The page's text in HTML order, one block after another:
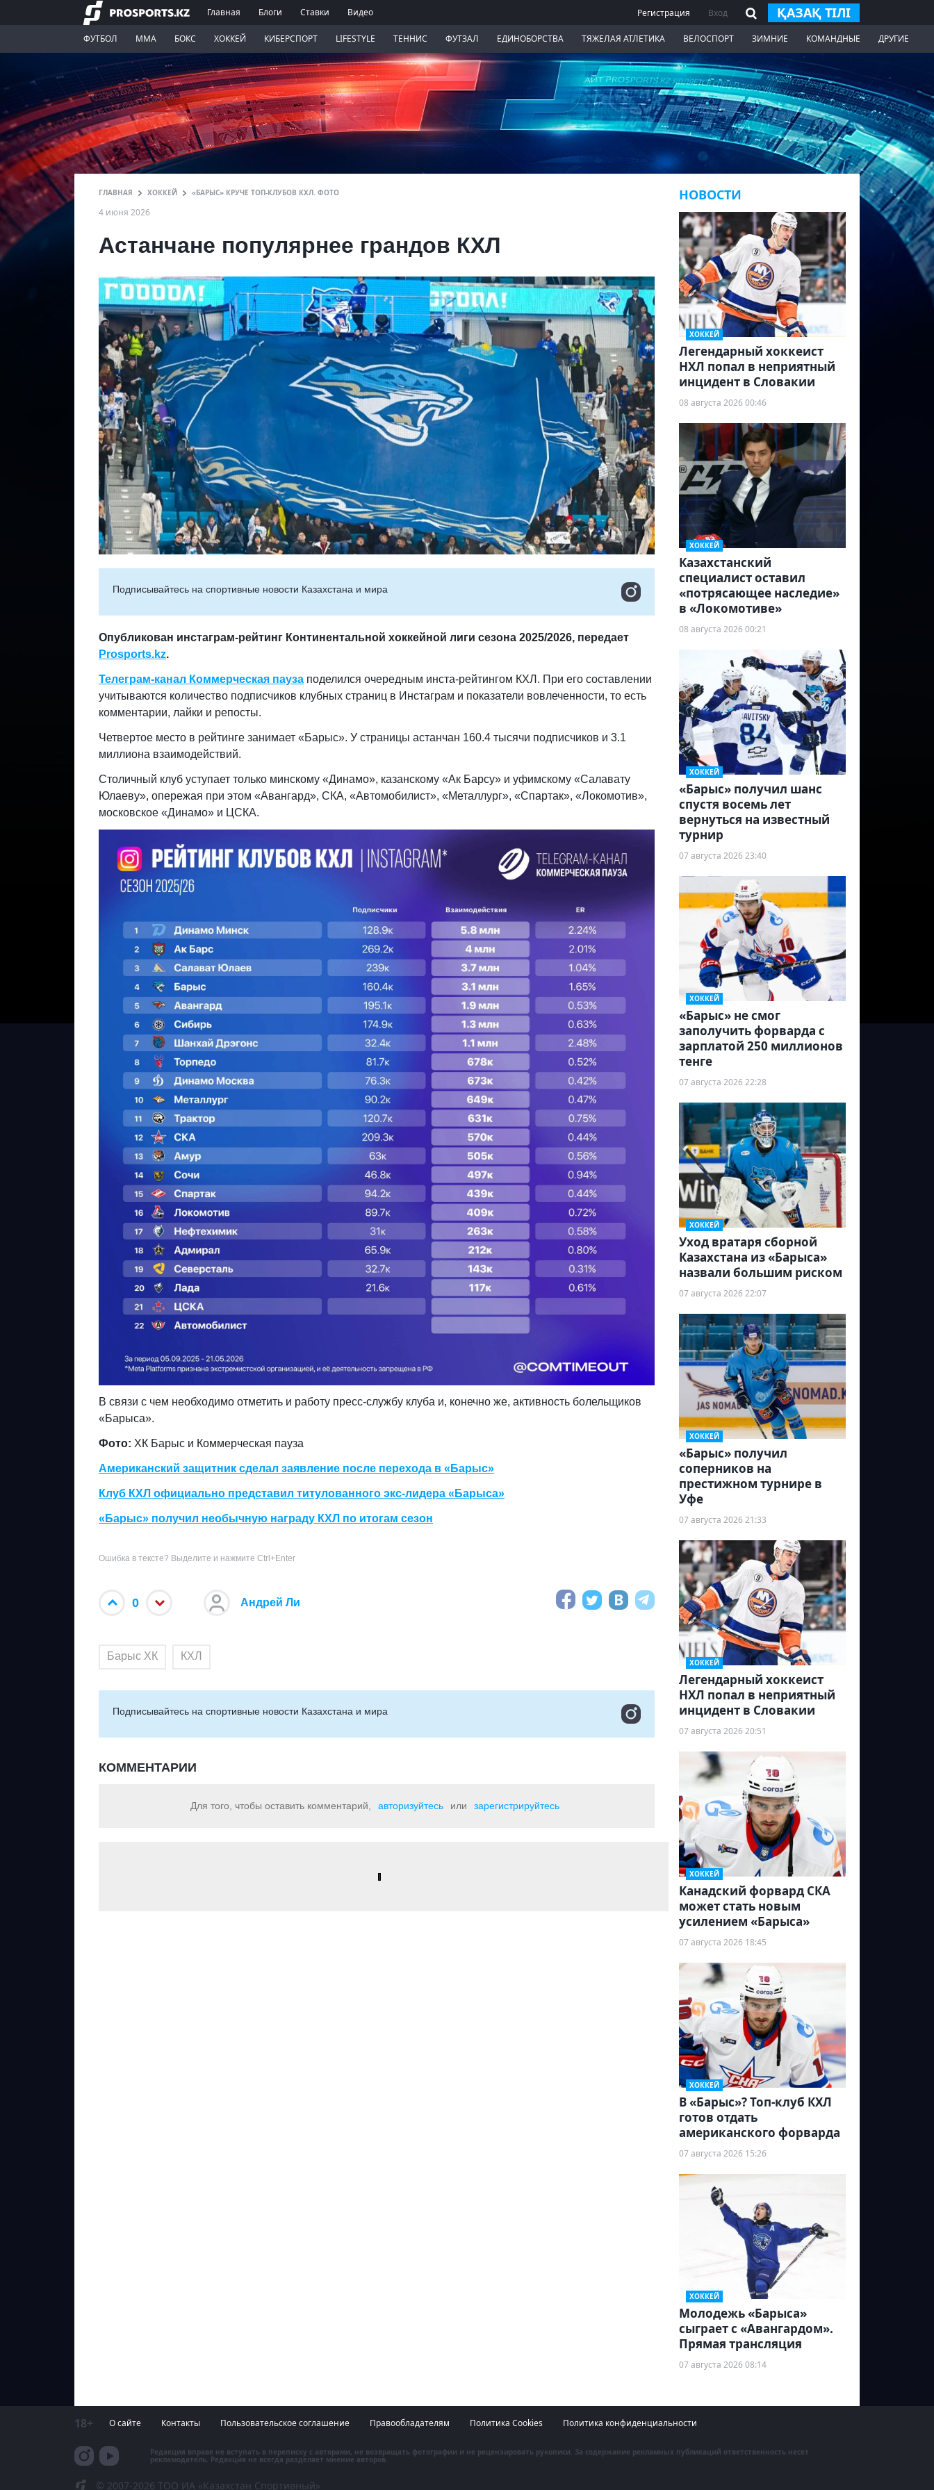
Главная Блоги Ставки Видео Регистрация Вход ҚАЗАҚ ТІЛІ
ФУТБОЛ ММА БОКС ХОККЕЙ КИБЕРСПОРТ LIFESTYLE ТЕННИС ФУТЗАЛ ЕДИНОБОРСТВА ТЯЖЕЛАЯ АТЛЕТИКА ВЕЛОСПОРТ ЗИМНИЕ КОМАНДНЫЕ ДРУГИЕ
ГЛАВНАЯ ХОККЕЙ «БАРЫС» КРУЧЕ ТОП-КЛУБОВ КХЛ. ФОТО
4 июня 2026
Астанчане популярнее грандов КХЛ
Подписывайтесь на cпортивные новости Казахстана и мира
Опубликован инстаграм-рейтинг Континентальной хоккейной лиги сезона 2025/2026, передает
Prosports.kz.
Телеграм-канал Коммерческая пауза поделился очередным инста-рейтингом КХЛ. При его составлении
учитываются количество подписчиков клубных страниц в Инстаграм и показатели вовлеченности, то есть
комментарии, лайки и репосты.
Четвертое место в рейтинге занимает «Барыс». У страницы астанчан 160.4 тысячи подписчиков и 3.1
миллиона взаимодействий.
Столичный клуб уступает только минскому «Динамо», казанскому «Ак Барсу» и уфимскому «Салавату
Юлаеву», опережая при этом «Авангард», СКА, «Автомобилист», «Металлург», «Спартак», «Локомотив»,
московское «Динамо» и ЦСКА.
В связи с чем необходимо отметить и работу пресс-службу клуба и, конечно же, активность болельщиков
«Барыса».
Фото: ХК Барыс и Коммерческая пауза
Американский защитник сделал заявление после перехода в «Барыс»
Клуб КХЛ официально представил титулованного экс-лидера «Барыса»
«Барыс» получил необычную награду КХЛ по итогам сезон
Ошибка в тексте? Выделите и нажмите Ctrl+Enter
0 Андрей Ли
Барыс ХК КХЛ
Подписывайтесь на cпортивные новости Казахстана и мира
КОММЕНТАРИИ
Для того, чтобы оставить комментарий, авторизуйтесь или зарегистрируйтесь
НОВОСТИ
ХОККЕЙ
Легендарный хоккеист
НХЛ попал в неприятный
инцидент в Словакии
08 августа 2026 00:46
ХОККЕЙ
Казахстанский
специалист оставил
«потрясающее наследие»
в «Локомотиве»
08 августа 2026 00:21
ХОККЕЙ
«Барыс» получил шанс
спустя восемь лет
вернуться на известный
турнир
07 августа 2026 23:40
ХОККЕЙ
«Барыс» не смог
заполучить форварда с
зарплатой 250 миллионов
тенге
07 августа 2026 22:28
ХОККЕЙ
Уход вратаря сборной
Казахстана из «Барыса»
назвали большим риском
07 августа 2026 22:07
ХОККЕЙ
«Барыс» получил
соперников на
престижном турнире в
Уфе
07 августа 2026 21:33
ХОККЕЙ
Легендарный хоккеист
НХЛ попал в неприятный
инцидент в Словакии
07 августа 2026 20:51
ХОККЕЙ
Канадский форвард СКА
может стать новым
усилением «Барыса»
07 августа 2026 18:45
ХОККЕЙ
В «Барыс»? Топ-клуб КХЛ
готов отдать
американского форварда
07 августа 2026 15:26
ХОККЕЙ
Молодежь «Барыса»
сыграет с «Авангардом».
Прямая трансляция
07 августа 2026 08:14
18+ О сайте Контакты Пользовательское соглашение Правообладателям Политика Cookies Политика конфиденциальности
Редакция вправе не вступать в переписку с авторами, не возвращать фотографии и не рецензировать рукописи. За содержание рекламных публикаций ответственность несет
рекламодатель. Редакция не всегда разделяет мнение авторов.
© 2007-2026 ТОО ИА «Казахстан Спортивный»